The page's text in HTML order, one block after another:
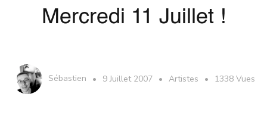
Mercredi 11 Juillet !
Sébastien 9 Juillet 2007 Artistes 1338 Vues